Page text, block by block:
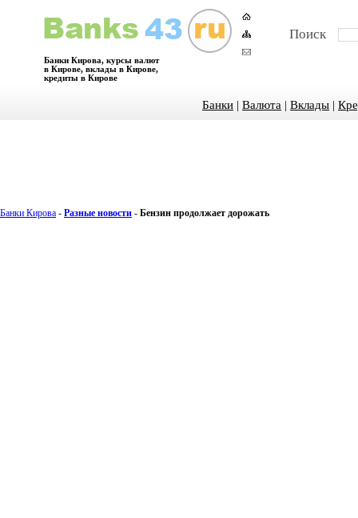
Банки Кирова, курсы валют
в Кирове, вклады в Кирове,
кредиты в Кирове
Поиск
Банки | Валюта | Вклады |
Банки Кирова - Разные новости - Бензин продолжает дорожать